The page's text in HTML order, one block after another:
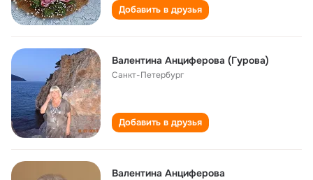
Добавить в друзья
Валентина Анциферова (Гурова)
Санкт-Петербург
Добавить в друзья
Валентина Анциферова